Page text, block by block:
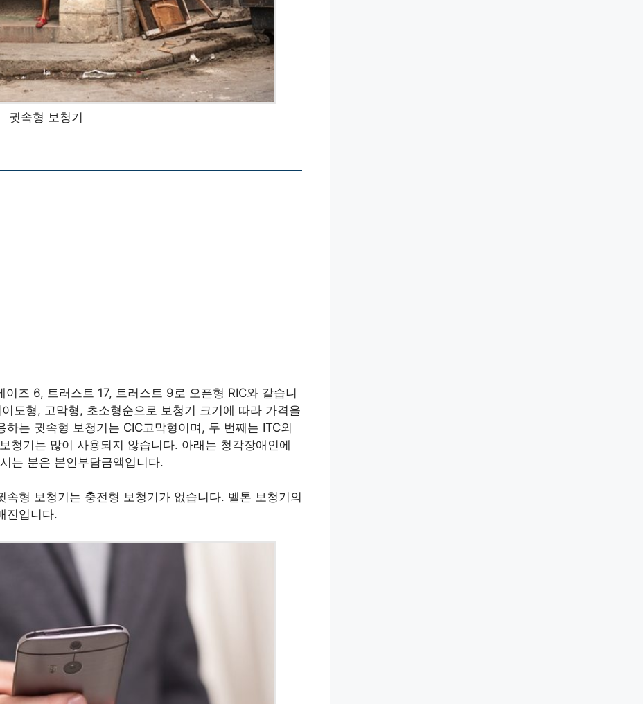
귓속형 보청기
즈 6, 트러스트 17, 트러스트 9로 오픈형 RIC와 같습니
도형, 고막형, 초소형순으로 보청기 크기에 따라 가격을
는 귓속형 보청기는 CIC고막형이며, 두 번째는 ITC외
청기는 많이 사용되지 않습니다. 아래는 청각장애인에
는 분은 본인부담금액입니다.
형 보청기는 충전형 보청기가 없습니다. 벨톤 보청기의
진입니다.